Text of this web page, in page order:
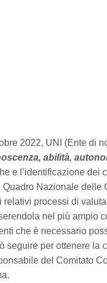
2022, UNI (Ente di
abilità,
e l’identificazione
Nazionale
processi di
nel più ampio
che è necessario
per ottenere
del Comitato